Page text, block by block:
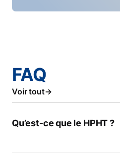
FAQ
Voir tout
Qu’est-ce que le HPHT ?